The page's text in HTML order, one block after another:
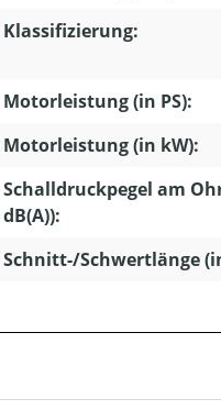
Klassifizierung:
Motorleistung (in PS):
Motorleistung (in kW):
Schalldruckpegel am
dB(A)):
Schnitt-/Schwertlänge